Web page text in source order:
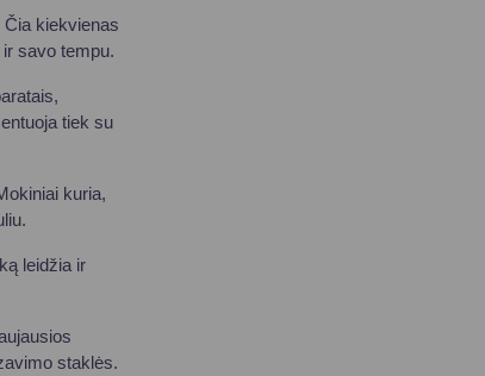
Čia kiekvienas
savo tempu.
tiek su
kuria,
leidžia ir
staklės.